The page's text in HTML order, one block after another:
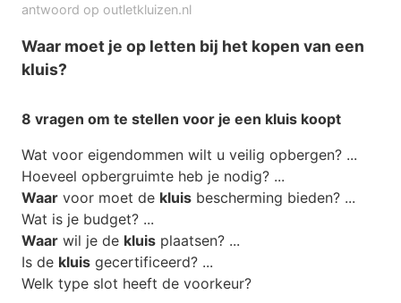
antwoord op outletkluizen.nl
Waar moet je op letten bij het kopen van een
kluis?
8 vragen om te stellen voor je een kluis koopt
Wat voor eigendommen wilt u veilig opbergen? ...
Hoeveel opbergruimte heb je nodig? ...
Waar voor moet de kluis bescherming bieden? ...
Wat is je budget? ...
Waar wil je de kluis plaatsen? ...
Is de kluis gecertificeerd? ...
Welk type slot heeft de voorkeur?